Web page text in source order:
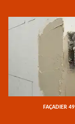
FAÇADIER 49